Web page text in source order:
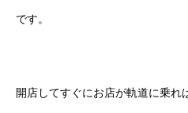
です。
開店してすぐにお店が軌道に乗れ